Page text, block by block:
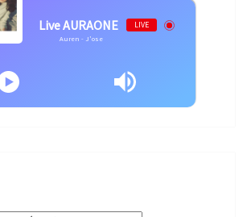
Live AURAONE LIVE
Auren - J'ose